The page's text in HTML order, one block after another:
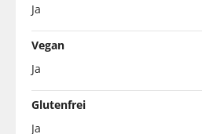
Ja
Vegan
Ja
Glutenfrei
Ja